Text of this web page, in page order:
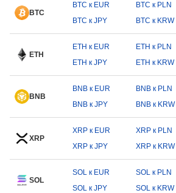
BTC
BTC к EUR BTC к PLN
BTC к JPY
BTC к KRW
ETH
ETH к EUR ETH к PLN
ETH к JPY
ETH к KRW
BNB
BNB к EUR BNB к PLN
BNB к JPY
BNB к KRW
XRP
XRP к EUR XRP к PLN
XRP к JPY
XRP к KRW
SOL
SOL к EUR SOL к PLN
SOL к JPY
SOL к KRW